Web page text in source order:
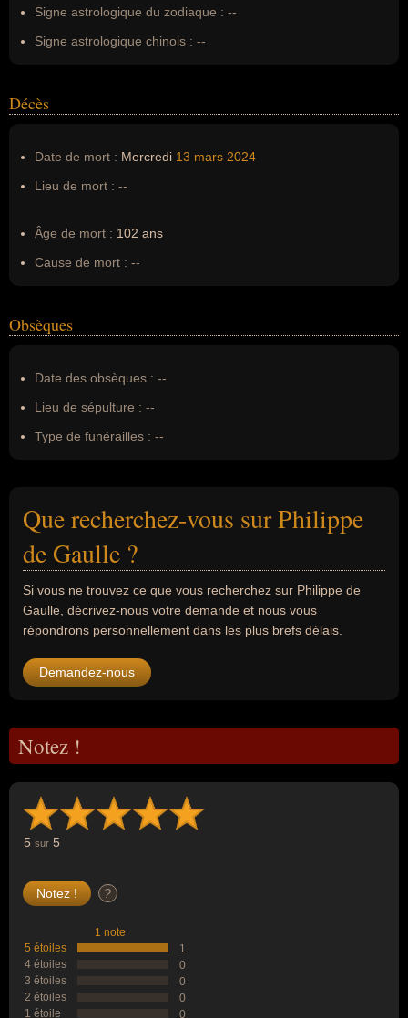
Pseudonyme : --
Surnom : --
Signe astrologique du zodiaque : --
Signe astrologique chinois : --
Décès
Date de mort : Mercredi 13 mars 2024
Lieu de mort : --
Âge de mort : 102 ans
Cause de mort : --
Obsèques
Date des obsèques : --
Lieu de sépulture : --
Type de funérailles : --
Que recherchez-vous sur Philippe
de Gaulle ?
Si vous ne trouvez ce que vous recherchez sur Philippe de
Gaulle, décrivez-nous votre demande et nous vous
répondrons personnellement dans les plus brefs délais.
Demandez-nous
Notez !
5 sur 5
?
1 note
5 étoiles
1
4 étoiles
0
3 étoiles
0
2 étoiles
0
1 étoile
0